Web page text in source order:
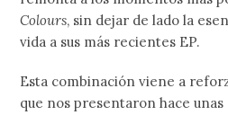
Colours, sin dejar de lado la
vida a sus más recientes EP.
Esta combinación viene a
que nos presentaron hace